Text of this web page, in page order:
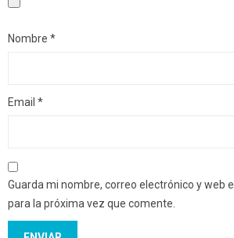
Nombre *
Email *
Guarda mi nombre, correo electrónico y web
para la próxima vez que comente.